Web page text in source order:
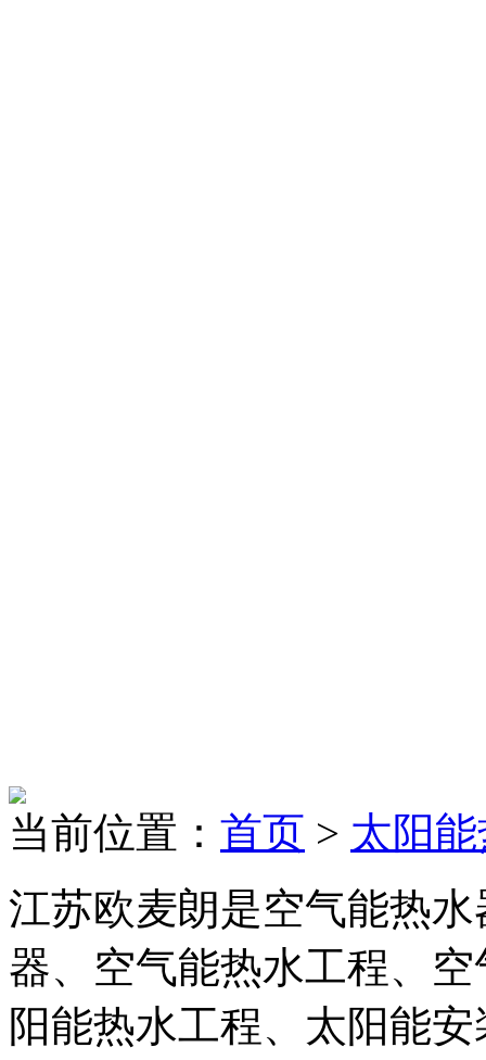
当前位置： 首页 > 太阳
江苏欧麦朗是空气能热
器、空气能热水工程、
阳能热水工程、太阳能